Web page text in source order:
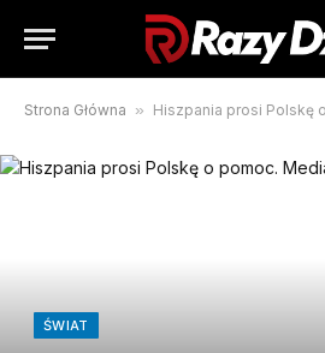
Strona Główna » Hiszpania prosi Polskę o
ŚWIAT